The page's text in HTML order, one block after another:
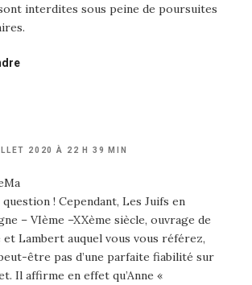
interdites sous peine de poursuites
2020 À 22 H 39 MIN
question ! Cependant, Les Juifs en
– VIème –XXème siècle, ouvrage de
et Lambert auquel vous vous référez,
être pas d’une parfaite fiabilité sur
Il affirme en effet qu’Anne «